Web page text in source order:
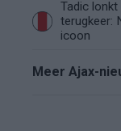
Tadic lonkt
terugkeer:
icoon
Meer Ajax-